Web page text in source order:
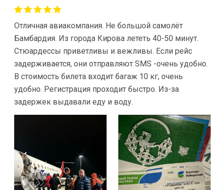
Отличная авиакомпания. Не большой самолёт
Бамбардия. Из города Кирова лететь 40-50 минут.
Стюардессы приветливы и вежливы. Если рейс
задерживается, они отправляют SMS -очень удобно.
В стоимость билета входит багаж 10 кг, очень
удобно. Регистрация проходит быстро. Из-за
задержек выдавали еду и воду.